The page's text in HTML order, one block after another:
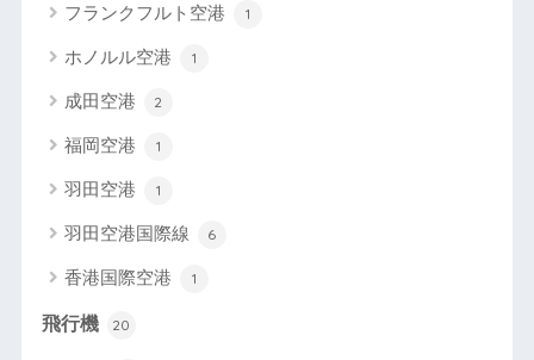
フランクフルト空港 1
ホノルル空港 1
成田空港 2
福岡空港 1
羽田空港 1
羽田空港国際線 6
香港国際空港 1
飛行機 20